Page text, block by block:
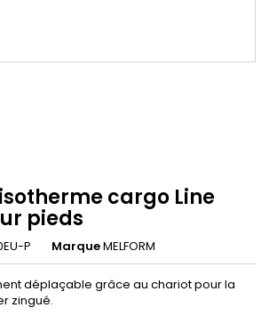
cargo Line
pieds
P MarqueMELFORM
déplaçable grâce au chariot pour la
zingué.